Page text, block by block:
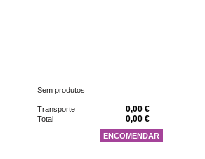
Sem produtos
Transporte 0,00 €
Total 0,00 €
ENCOMENDAR